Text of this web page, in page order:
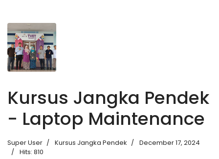
Kursus Jangka Pendek
- Laptop Maintenance
Super User Kursus Jangka Pendek
December 17, 2024
Hits: 810